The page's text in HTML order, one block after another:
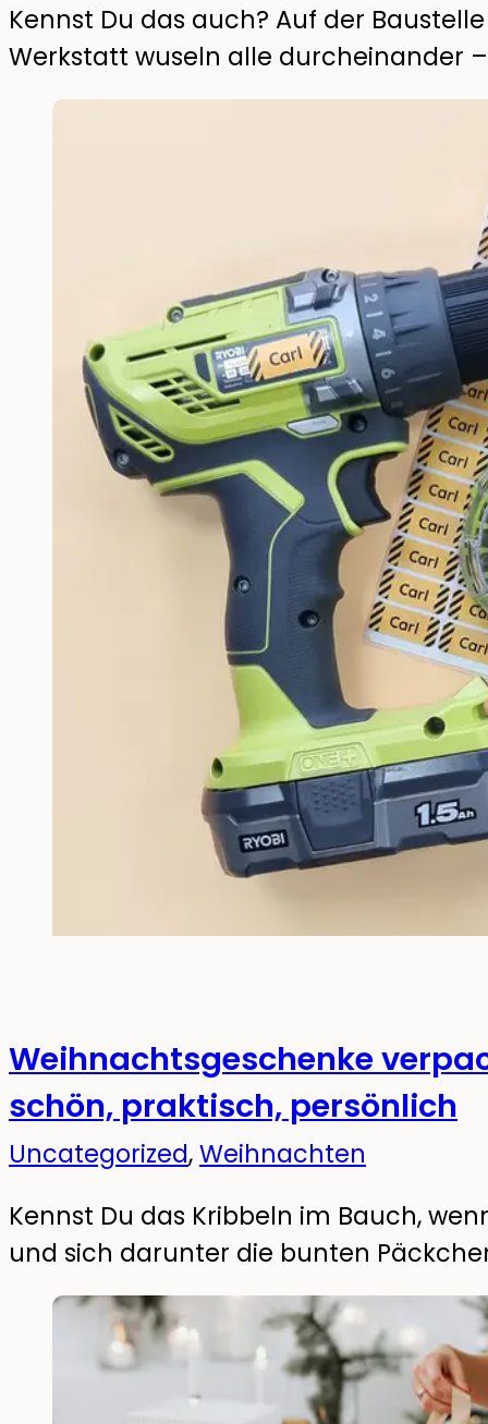
Kennst Du das auch? Auf der
Werkstatt wuseln alle durcheinander
Weihnachtsgeschenke
schön, praktisch, persönlich
Uncategorized,Weihnachten
Kennst Du das Kribbeln im Bauch,
und sich darunter die bunten